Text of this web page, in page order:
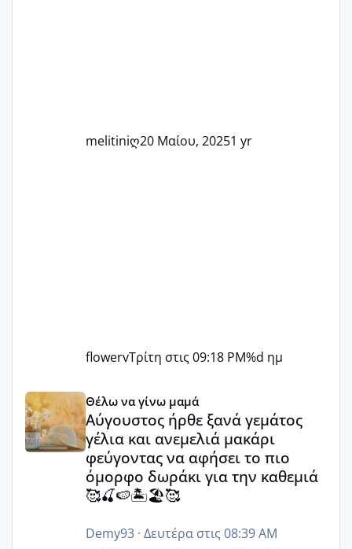
melitiniღ20 Μαίου, 20251 yr
flowervΤρίτη στις 09:18 PM%d ημ
Αύγουστος ήρθε ξανά γεμάτος γέλια και ανεμελιά
Θέλω να γίνω μαμά
Αύγουστος ήρθε ξανά γεμάτος
γέλια και ανεμελιά μακάρι
φεύγοντας να αφήσει το πιο
όμορφο δωράκι για την καθεμιά
🥰🍒🍉🏝️🏖️🥰
Demy93· Δευτέρα στις 08:39 AM